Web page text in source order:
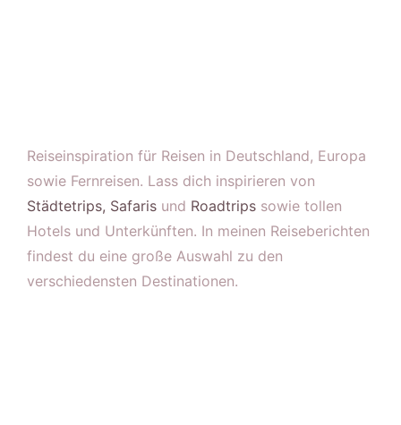
Reiseinspiration für Reisen in Deutschland, Europa
sowie Fernreisen. Lass dich inspirieren von
Städtetrips, Safaris und Roadtrips sowie tollen
Hotels und Unterkünften. In meinen Reiseberichten
findest du eine große Auswahl zu den
verschiedensten Destinationen.